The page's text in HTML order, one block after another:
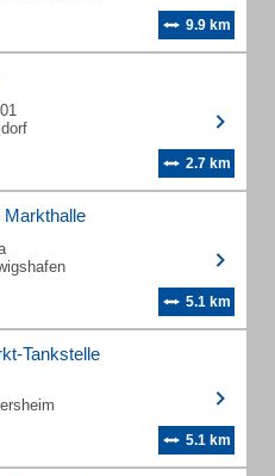
9.9 km
2.7 km
5.1 km
Tankstelle
5.1 km